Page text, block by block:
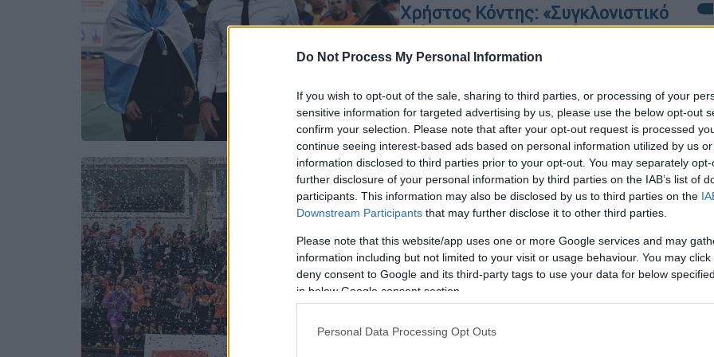
Do Not Process My Personal Information
If you wish to opt-out of the sale, sharing to third parties, or processing of your
sensitive information for targeted advertising by us, please use the below opt-out
confirm your selection. Please note that after your opt-out request is processed
continue seeing interest-based ads based on personal information utilized by us
information disclosed to third parties prior to your opt-out. You may separately
further disclosure of your personal information by third parties on the IAB’s list of
participants. This information may also be disclosed by us to third parties on the
Downstream Participants that may further disclose it to other third parties.
Please note that this website/app uses one or more Google services and may
information including but not limited to your visit or usage behaviour. You may
deny consent to Google and its third-party tags to use your data for below
in below Google consent section.
Personal Data Processing Opt Outs
Χρήστος Κόντης: «Συγκλονιστικό
επίτευγμα για την ομάδα μας»
Πανευτυχής ο προπονητής του ΟΦΗ
Αθλητισμός|26.04.2026 00:00
Το τρόπαιο ψηλά στον ουρανό του
Πανθεσσαλικού! Η στιγμή της
απονομής για τον Κυπελλούχο
ΟΦΗ και η γιορτή που ακολούθησε
Το Κύπελλο ξανά στα χέρια των
παικτών του ΟΦΗ μετά από 39 χρόνια